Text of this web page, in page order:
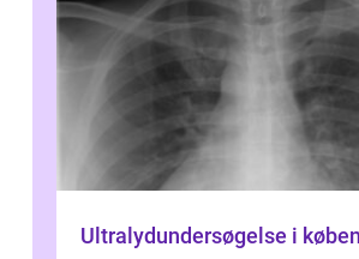
Ultralydundersøgelse i